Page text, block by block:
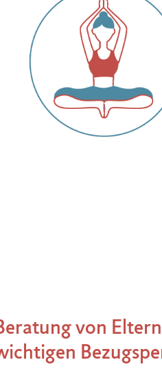
von